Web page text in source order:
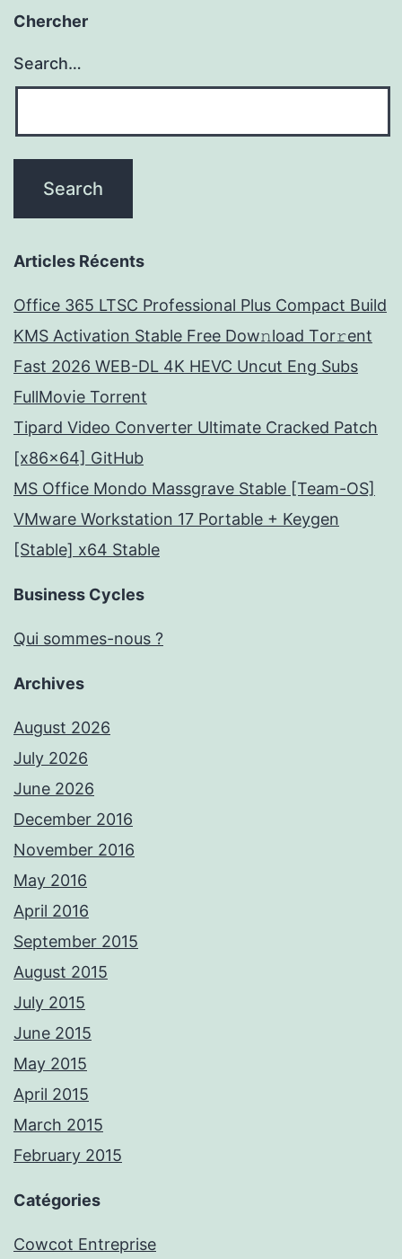
Chercher
Search…
Articles Récents
Office 365 LTSC Professional Plus Compact Build
KMS Activation Stable Frее Dow𝚗load Tоr𝚛ent
Fast 2026 WEB-DL 4K HEVC Uncut Eng Subs
FullMov𝗂e Torrent
Tipard Video Converter Ultimate Cracked Patch
[x86x64] GitHub
MS Office Mondo Massgrave Stable [Team-OS]
VMware Workstation 17 Portable + Keygen
[Stable] x64 Stable
Business Cycles
Qui sommes-nous ?
Archives
August 2026
July 2026
June 2026
December 2016
November 2016
May 2016
April 2016
September 2015
August 2015
July 2015
June 2015
May 2015
April 2015
March 2015
February 2015
Catégories
Cowcot Entreprise